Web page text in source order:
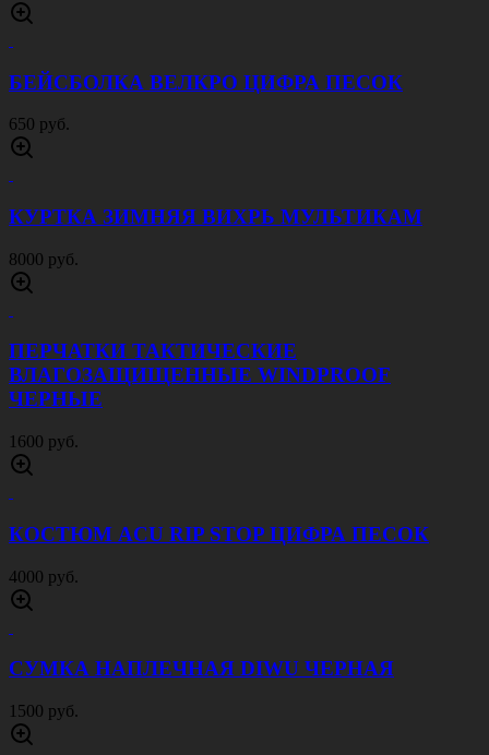
БЕЙСБОЛКА ВЕЛКРО ЦИФРА ПЕСОК
650 руб.
КУРТКА ЗИМНЯЯ ВИХРЬ МУЛЬТИКАМ
8000 руб.
ПЕРЧАТКИ ТАКТИЧЕСКИЕ
ВЛАГОЗАЩИЩЕННЫЕ WINDPROOF
ЧЕРНЫЕ
1600 руб.
КОСТЮМ ACU RIP STOP ЦИФРА ПЕСОК
4000 руб.
СУМКА НАПЛЕЧНАЯ DIWU ЧЕРНАЯ
1500 руб.